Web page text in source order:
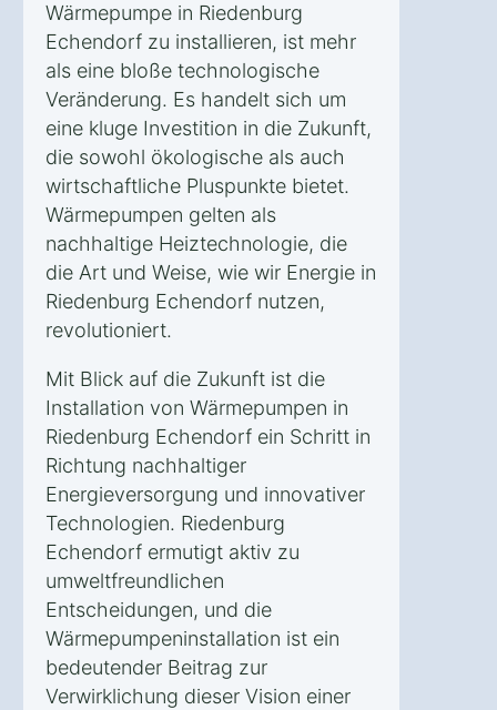
Wärmepumpe in Riedenburg
Echendorf zu installieren, ist mehr
als eine bloße technologische
Veränderung. Es handelt sich um
eine kluge Investition in die Zukunft,
die sowohl ökologische als auch
wirtschaftliche Pluspunkte bietet.
Wärmepumpen gelten als
nachhaltige Heiztechnologie, die
die Art und Weise, wie wir Energie in
Riedenburg Echendorf nutzen,
revolutioniert.
Mit Blick auf die Zukunft ist die
Installation von Wärmepumpen in
Riedenburg Echendorf ein Schritt in
Richtung nachhaltiger
Energieversorgung und innovativer
Technologien. Riedenburg
Echendorf ermutigt aktiv zu
umweltfreundlichen
Entscheidungen, und die
Wärmepumpeninstallation ist ein
bedeutender Beitrag zur
Verwirklichung dieser Vision einer